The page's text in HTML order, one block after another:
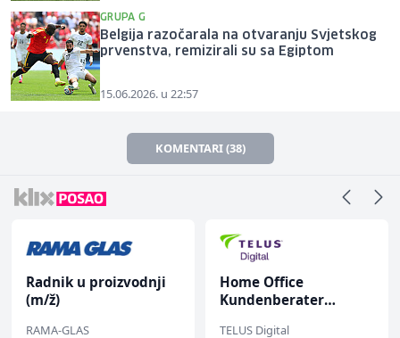
GRUPA G
Belgija razočarala na otvaranju Svjetskog
prvenstva, remizirali su sa Egiptom
15.06.2026. u 22:57
KOMENTARI (38)
Radnik u proizvodnji
(m/ž)
RAMA-GLAS
Home Office
Kundenberater
TELUS Digital